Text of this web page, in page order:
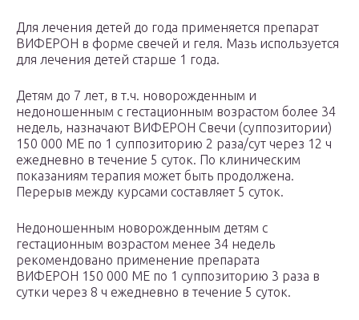
Для лечения детей до года применяется препарат
ВИФЕРОН в форме свечей и геля. Мазь используется
для лечения детей старше 1 года.
Детям до 7 лет, в т.ч. новорожденным и
недоношенным с гестационным возрастом более 34
недель, назначают ВИФЕРОН Свечи (суппозитории)
150 000 ME по 1 суппозиторию 2 раза/сут через 12 ч
ежедневно в течение 5 суток. По клиническим
показаниям терапия может быть продолжена.
Перерыв между курсами составляет 5 суток.
Недоношенным новорожденным детям с
гестационным возрастом менее 34 недель
рекомендовано применение препарата
ВИФЕРОН 150 000 МЕ по 1 суппозиторию 3 раза в
сутки через 8 ч ежедневно в течение 5 суток.